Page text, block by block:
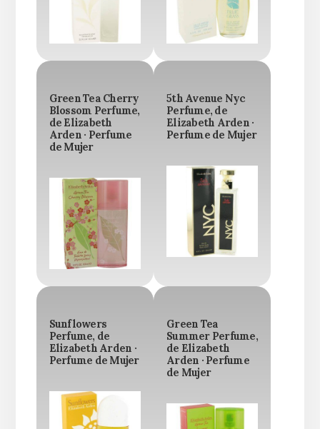
Green Tea Cherry
Blossom Perfume,
de Elizabeth
Arden · Perfume
de Mujer
5th Avenue Nyc
Perfume, de
Elizabeth Arden ·
Perfume de Mujer
Sunflowers
Perfume, de
Elizabeth Arden ·
Perfume de Mujer
Green Tea
Summer Perfume,
de Elizabeth
Arden · Perfume
de Mujer